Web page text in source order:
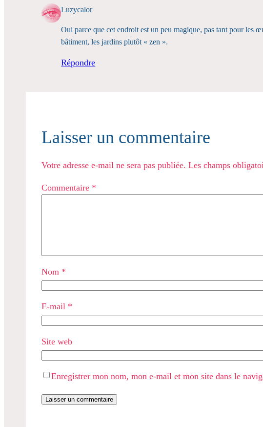
Luzycalor
Oui parce que cet endroit est un peu magique, pas tant pour les
bâtiment, les jardins plutôt « zen ».
Répondre
Laisser un commentaire
Votre adresse e-mail ne sera pas publiée. Les champs
Commentaire *
Nom *
E-mail *
Site web
Enregistrer mon nom, mon e-mail et mon site dans le